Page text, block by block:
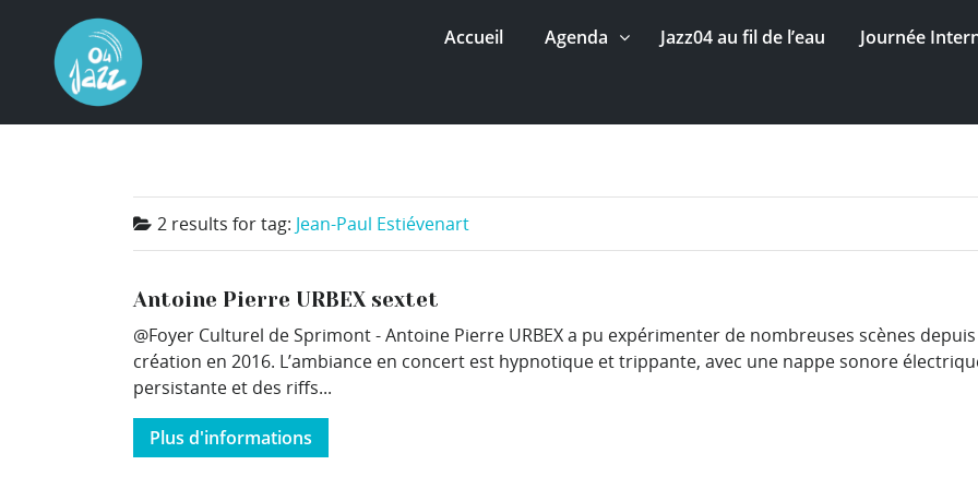
Accueil Agenda Jazz04 au fil de l’eau Journée
2 results fortag: Jean-Paul Estiévenart
Antoine Pierre URBEX sextet
@Foyer Culturel de Sprimont - Antoine Pierre URBEX a pu expérimenter de nombreuses scènes depuis
création en 2016. L’ambiance en concert est hypnotique et trippante, avec une nappe sonore
persistante et des riffs...
Plus d'informations